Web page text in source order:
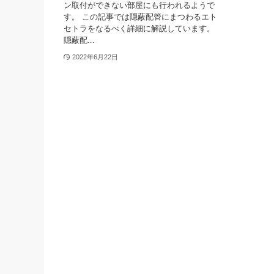
ン取付ができない部屋にも行われるようで
す。 この記事では隠蔽配管にまつわるエト
セトラをなるべく詳細に解説しています。
隠蔽配...
2022年6月22日